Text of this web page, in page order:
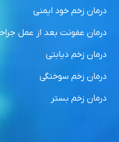
درمان زخم خود ایمنی
درمان عفونت بعد از عمل جراحی
درمان زخم دیابتی
درمان زخم سوختگی
درمان زخم بستر